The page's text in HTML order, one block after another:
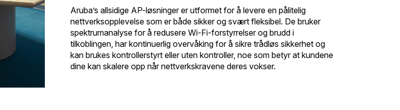
Aruba’s allsidige AP-løsninger er utformet for å levere en pålitelig
nettverksopplevelse som er både sikker og svært fleksibel. De bruker
spektrumanalyse for å redusere Wi-Fi-forstyrrelser og brudd i
tilkoblingen, har kontinuerlig overvåking for å sikre trådløs sikkerhet og
kan brukes kontrollerstyrt eller uten kontroller, noe som betyr at kundene
dine kan skalere opp når nettverkskravene deres vokser.